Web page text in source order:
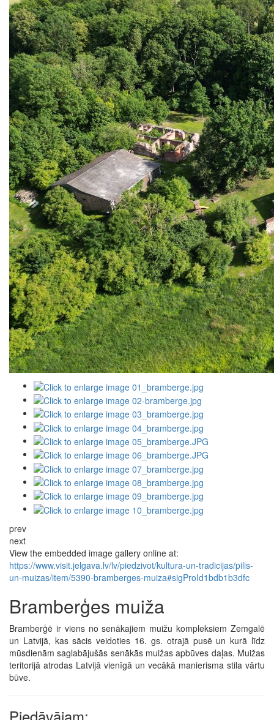
prev
next
View the embedded image gallery online at:
https://www.visit.jelgava.lv/lv/piedzivot/kultura-un-tradicijas/pilis-
un-muizas/item/5390-bramberges-muiza#sigProId1bdb1b3dfc
Bramberģes muiža
Bramberģē ir viens no senākajiem muižu kompleksiem Zemgalē
un Latvijā, kas sācis veidoties 16. gs. otrajā pusē un kurā līdz
mūsdienām saglabājušās senākās muižas apbūves daļas. Muižas
teritorijā atrodas Latvijā vienīgā un vecākā manierisma stila vārtu
būve.